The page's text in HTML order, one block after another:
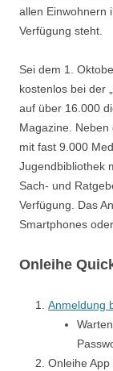
allen Einwohnern
Verfügung steht.
Sei dem 1.
kostenlos bei der
auf über 16.000
Magazine.
mit fast 9.000
Jugendbibliothek
Sach- und
Verfügung. Das
Smartphones
Onleihe
Anmeldung
Onleihe